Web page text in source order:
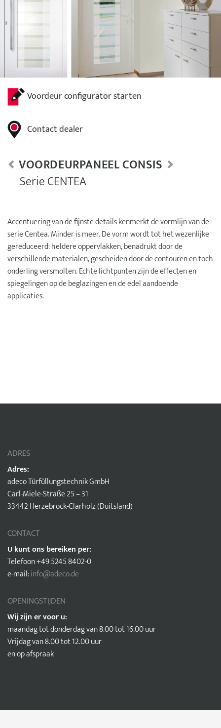
Voordeur configurator starten
Contact dealer
VOORDEURPANEEL CONSIS
Serie CENTEA
Accentuering van de fijnste details kenmerkt de vormlijn van de
serie Centea. Minder is meer. De vorm wordt tot het wezenlijke
gereduceerd: heldere oppervlakken, benadrukt door de
verschillende materialen, gescheiden door de contouren en toch
onderling versmolten. Echte lichtpunten zijn de effecten en
spiegelingen op de beglazingen en de edel aandoende
applicaties.
ADRES
Adres:
adeco Türfüllungstechnik GmbH
Carl-Miele-Straße 25 – 31
33442 Herzebrock-Clarholz (Duitsland)
CONTACT
U kunt ons bereiken per:
Telefoon +49 5245 8402-0
e-mail:info@adeco.de
OPENINGSTIJDEN
Wij zijn er voor u:
maandag tot donderdag van 8.00 tot 16.00 uur
Vrijdag van 8.00 tot 12.00 uur
en op afspraak